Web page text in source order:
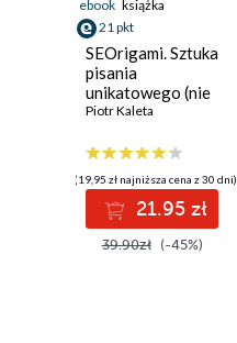
ebook książka
21 pkt
SEOrigami. Sztuka
pisania
unikatowego (nie
tylko na potrzeby
Piotr Kaleta
(19,95 zł najniższa cena z 30 dni)
21.95 zł
39.90zł (-45%)